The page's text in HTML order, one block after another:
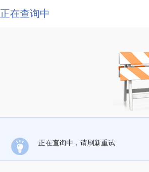
正在查询中
正在查询中，请刷新重试